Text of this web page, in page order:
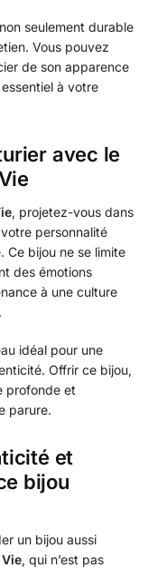
seulement durable
Vous pouvez
de son apparence
à votre
avec le
, projetez-vous dans
personnalité
Ce bijou ne se limite
des émotions
à une culture
idéal pour une
Offrir ce bijou,
profonde et
parure.
et
bijou
un bijou aussi
, qui n’est pas